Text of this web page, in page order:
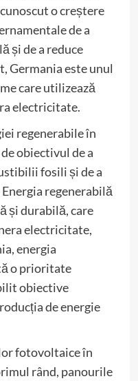
o creștere
de a
și de a reduce
Germania este unul
care utilizează
electricitate.
regenerabile în
obiectivul de a
fosili și de a
regenerabilă
și durabilă, care
electricitate,
energia
o prioritate
obiective
de energie
fotovoltaice în
rând, panourile